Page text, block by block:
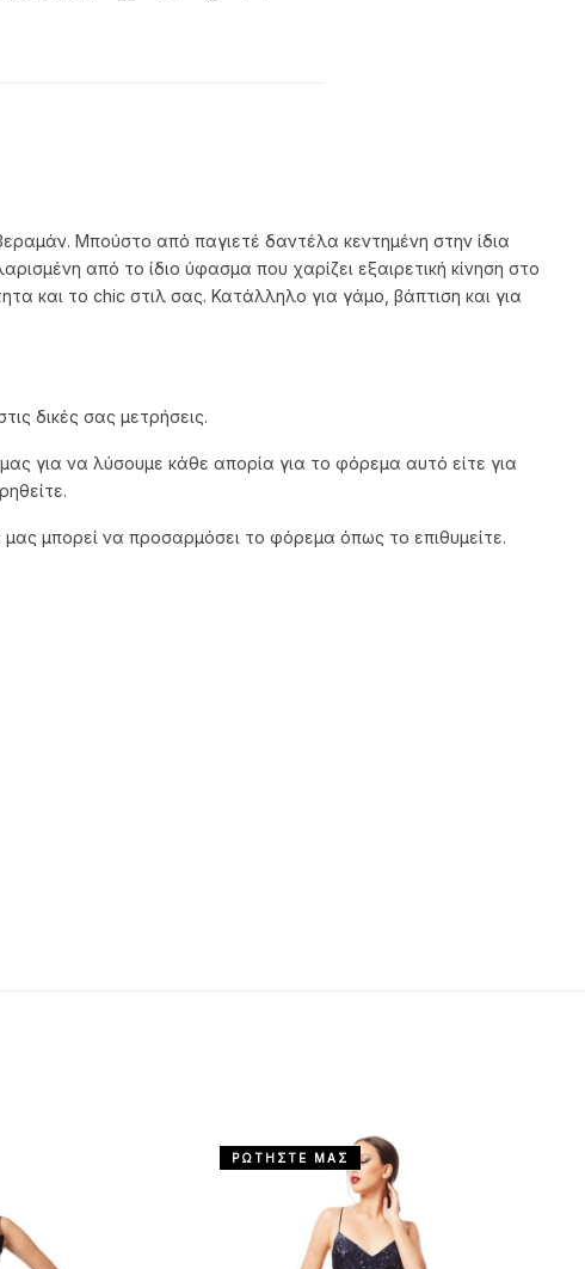
Μπούστο από παγιετέ δαντέλα κεντημένη στην ίδια
από το ίδιο ύφασμα που χαρίζει εξαιρετική κίνηση στο
και το chic στιλ σας. Κατάλληλο για γάμο, βάπτιση και για
δικές σας μετρήσεις.
για να λύσουμε κάθε απορία για το φόρεμα αυτό είτε για
μπορεί να προσαρμόσει το φόρεμα όπως το επιθυμείτε.
ΡΩΤΗΣΤΕ ΜΑΣ